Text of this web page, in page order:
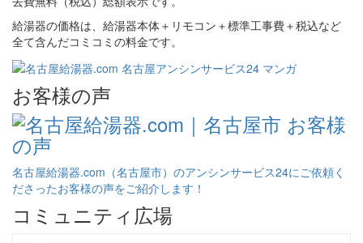
給湯器の価格は、給湯器本体＋リモコン＋標準工事費＋税込など
全て含んだコミコミの料金です。
お客様の声
名古屋給湯器.com（名古屋市）のアンシンサービス24にご依頼く
ださったお客様の声をご紹介します！
コミュニティ広場